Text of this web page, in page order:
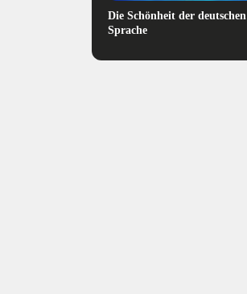
Die Schönheit der deutschen
Sprache